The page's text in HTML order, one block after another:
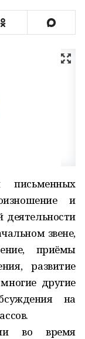
письменных
и
деятельности
звене,
приёмы
развитие
другие
на
во время